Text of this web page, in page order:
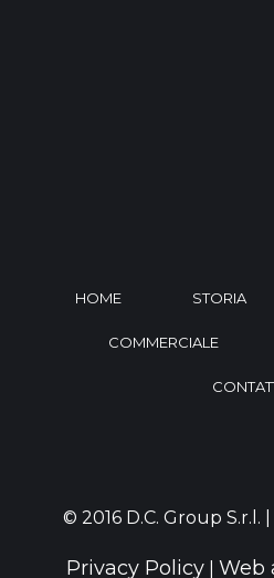
HOME STORIA
COMMERCIALE
© 2016 D.C. Group S.r.l. |
Privacy Policy Web